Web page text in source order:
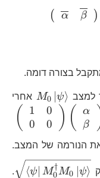
( α β )
בצורה דומה.
M0 ∣ψ⟩ אחרי
(
1
0
0
0
) (
α
β
הנורמה של המצב.
⟨ψ M0
†M0 ψ⟩
.